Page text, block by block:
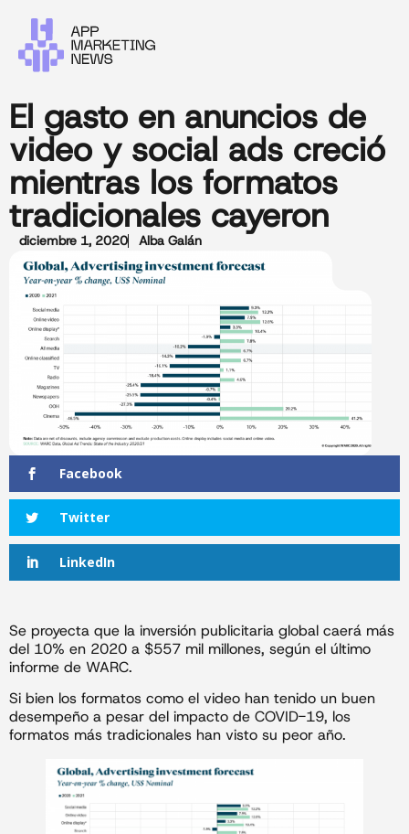
El gasto en anuncios de
video y social ads creció
mientras los formatos
tradicionales cayeron
diciembre 1, 2020 Alba Galán
Facebook
Twitter
LinkedIn
Se proyecta que la inversión publicitaria global caerá más
del 10% en 2020 a $557 mil millones, según el último
informe de WARC.
Si bien los formatos como el video han tenido un buen
desempeño a pesar del impacto de COVID-19, los
formatos más tradicionales han visto su peor año.